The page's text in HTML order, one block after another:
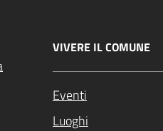
VIVERE IL COMUNE
Eventi
Luoghi